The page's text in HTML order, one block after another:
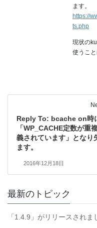
ます。
https://
ts.php
現状の
使うこ
Reply To: bcache on時
「WP_CACHE定数が重
義されています」となり
ます。
2016年12月18日
最新のトピック
「1.4.9」がリリースされ